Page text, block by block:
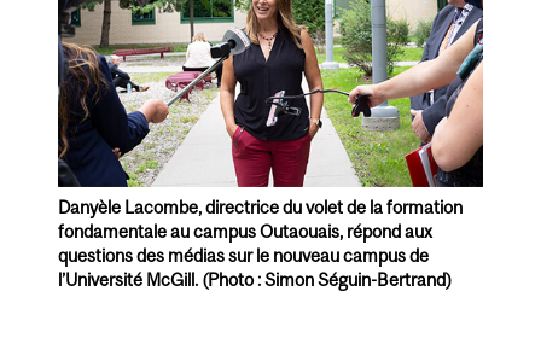
Danyèle Lacombe, directrice du volet de la formation
fondamentale au campus Outaouais, répond aux
questions des médias sur le nouveau campus de
l’Université McGill. (Photo : Simon Séguin-Bertrand)